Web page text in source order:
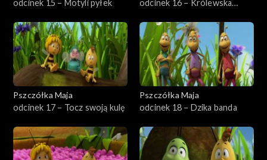
odcinek 15 – Motyli pyłek
odcinek 16 – Królewska
Pszczółka Maja
odcinek 17 – Tocz swoją kulę
Pszczółka Maja
odcinek 18 – Dzika banda